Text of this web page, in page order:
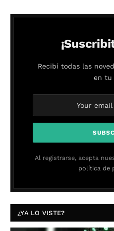
Recibí todas las
en tu
Al registrarse, acepta
política de
¿YA LO VISTE?